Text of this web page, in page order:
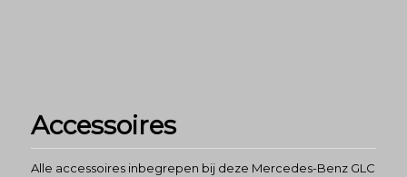
Accessoires
Alle accessoires inbegrepen bij deze Mercedes-Benz GLC